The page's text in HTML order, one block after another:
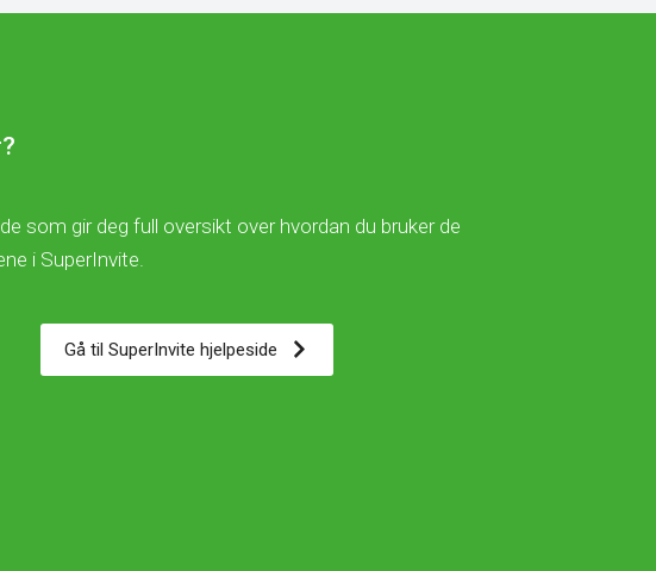
som gir deg full oversikt over hvordan du bruker de
i SuperInvite.
Gå til SuperInvite hjelpeside